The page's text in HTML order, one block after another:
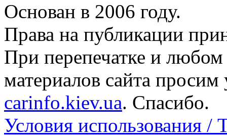
Основан в 2006 году.
Права на публикации
При перепечатке и
материалов сайта просим
carinfo.kiev.ua. Спасибо.
Условия использования /